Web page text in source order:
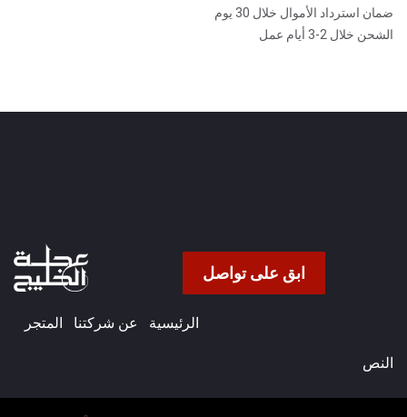
ضمان استرداد الأموال خلال 30 يوم
الشحن خلال 2-3 أيام عمل
ابق على تواصل
الرئيسية عن شركتنا​ المتجر
النص